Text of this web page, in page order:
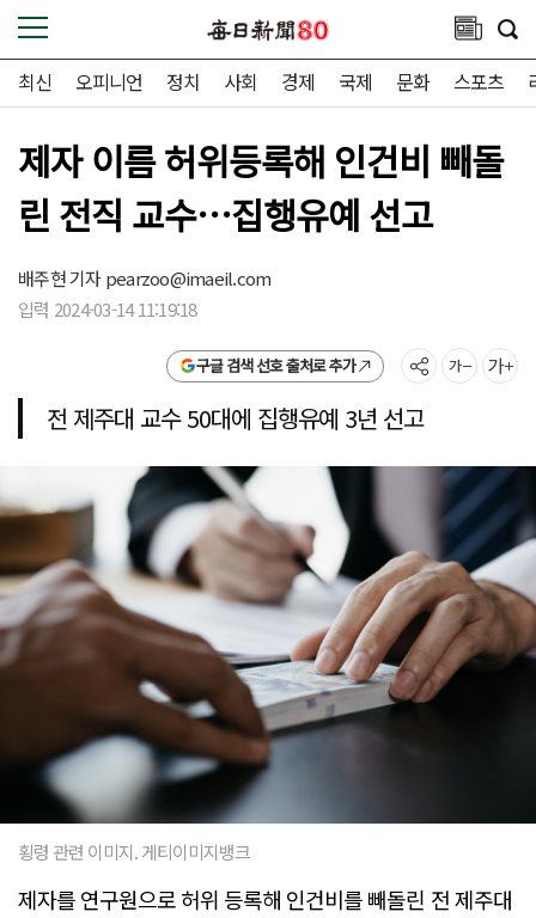
최신 오피니언 정치 사회 경제 국제 문화 스포츠
제자 이름 허위등록해 인건비 빼돌
린 전직 교수…집행유예 선고
배주현 기자pearzoo@imaeil.com
입력 2024-03-14 11:19:18
구글 검색 선호 출처로 추가
전 제주대 교수 50대에 집행유예 3년 선고
횡령 관련 이미지. 게티이미지뱅크
제자를 연구원으로 허위 등록해 인건비를 빼돌린 전 제주대